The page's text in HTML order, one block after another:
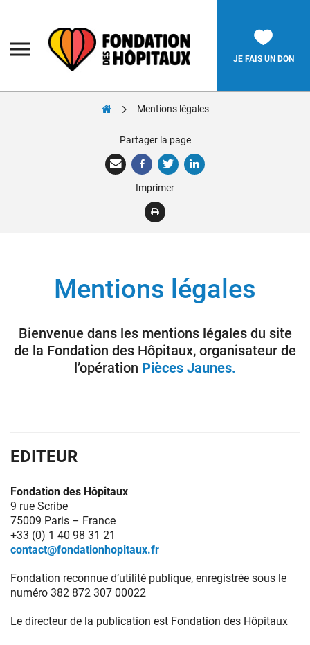
des
Hôpitaux
JE FAIS UN DON
Nos réalisations
Donateurs
Mentions légales
Partager la page
Imprimer
Mentions légales
Bienvenue dans les mentions légales du site
de la Fondation des Hôpitaux, organisateur de
l’opération Pièces Jaunes.
EDITEUR
Fondation des Hôpitaux
9 rue Scribe
75009 Paris – France
+33 (0) 1 40 98 31 21
contact@fondationhopitaux.fr
Fondation reconnue d’utilité publique, enregistrée sous le
numéro 382 872 307 00022
Le directeur de la publication est Fondation des Hôpitaux